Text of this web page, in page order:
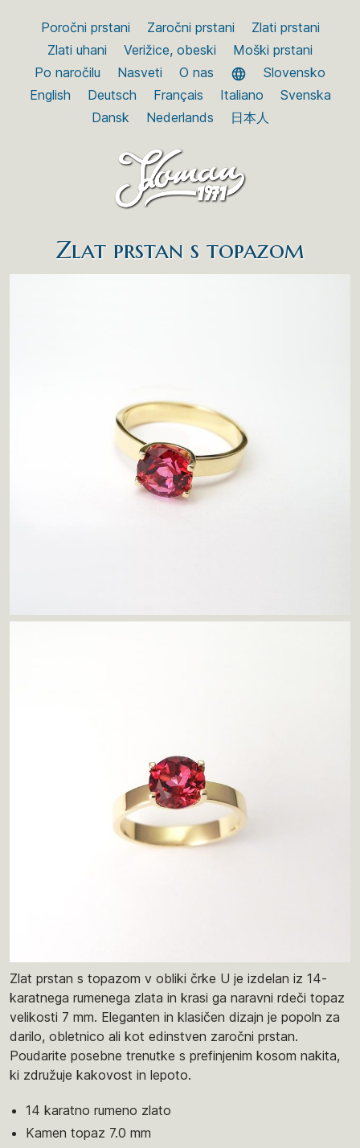
Poročni prstani Zaročni prstani
Zlati prstani
Zlati uhani
Verižice, obeski
Moški prstani
Po naročilu
Nasveti O nas
Slovensko
English
Deutsch Français Italiano
Svenska
Dansk
Nederlands 日本人
Zlat prstan s topazom
Zlat prstan s topazom v obliki črke U je izdelan iz 14-
karatnega rumenega zlata in krasi ga naravni rdeči topaz
velikosti 7 mm. Eleganten in klasičen dizajn je popoln za
darilo, obletnico ali kot edinstven zaročni prstan.
Poudarite posebne trenutke s prefinjenim kosom nakita,
ki združuje kakovost in lepoto.
14 karatno rumeno zlato
Kamen topaz 7.0 mm